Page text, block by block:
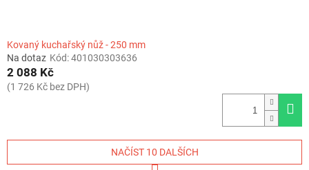
Kovaný kuchařský nůž - 250 mm
Na dotaz Kód:401030303636
2 088 Kč
(1 726 Kč bez DPH)
NAČÍST 10 DALŠÍCH